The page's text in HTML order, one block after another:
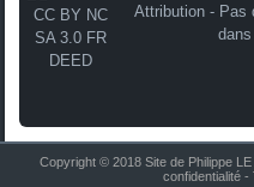
Attribution - Pas
Copyright © 2018 Site de Philippe
confidentialité -